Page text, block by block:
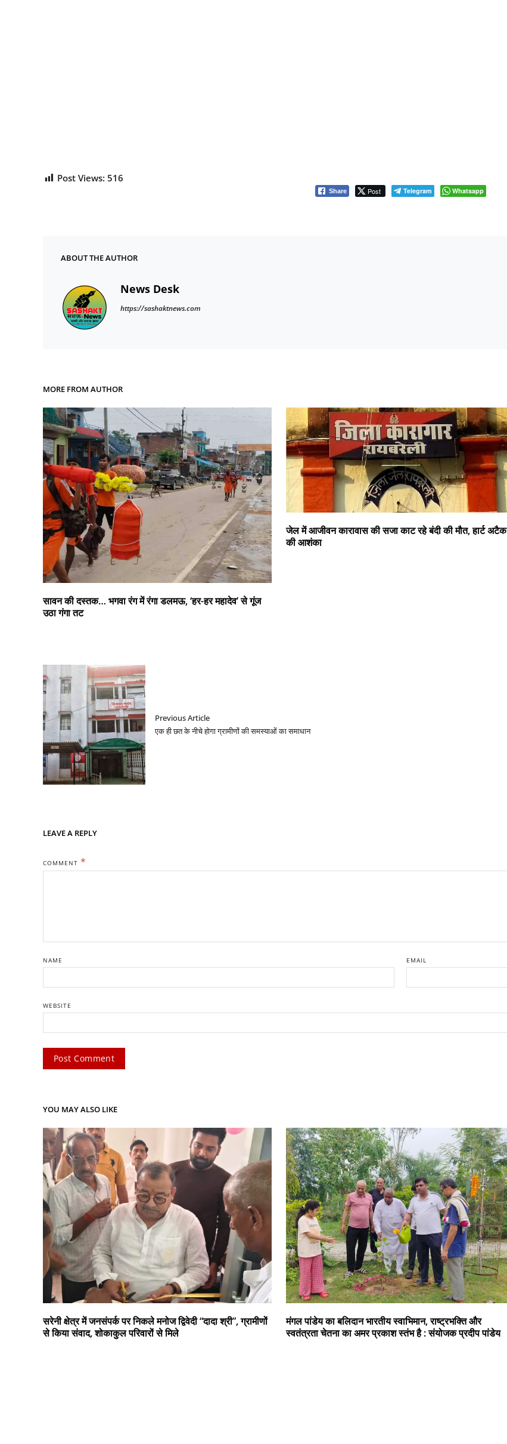
Post Views: 516
Share Post Telegram Whatsapp
ABOUT THE AUTHOR
News Desk
https://sashaktnews.com
MORE FROM AUTHOR
सावन की दस्तक… भगवा रंग में रंगा डलमऊ, ‘हर-हर महादेव’ से गूंज
उठा गंगा तट
जेल में आजीवन कारावास की सजा काट रहे बंदी की मौत, हार्ट अटैक
की आशंका
Previous Article
एक ही छत के नीचे होगा ग्रामीणों की समस्याओं का समाधान
LEAVE A REPLY
COMMENT *
NAME EMAIL
WEBSITE
YOU MAY ALSO LIKE
सरेनी क्षेत्र में जनसंपर्क पर निकले मनोज द्विवेदी “दादा श्री”, ग्रामीणों
से किया संवाद, शोकाकुल परिवारों से मिले
मंगल पांडेय का बलिदान भारतीय स्वाभिमान, राष्ट्रभक्ति और
स्वतंत्रता चेतना का अमर प्रकाश स्तंभ है : संयोजक प्रदीप पांडेय